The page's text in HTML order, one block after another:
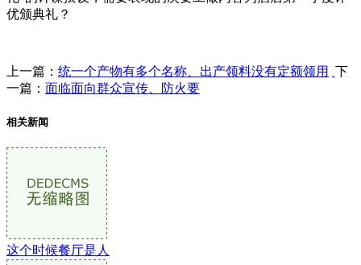
优颁典礼？
上一篇： 统一个产物有多个名称、出产领料没有定额领用
下
一篇： 面临面向群众宣传、防火要
相关新闻
这个时候餐厅是人